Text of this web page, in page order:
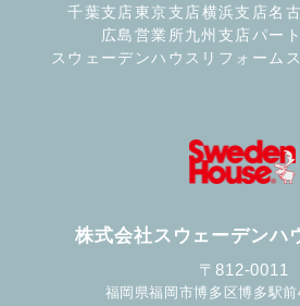
株式会社スウェーデンハ
〒812-0011
福岡県福岡市博多区博多駅
千葉支店 東京支店 横浜支店名
広島営業所九州支店 パー
スウェーデンハウスリフォーム